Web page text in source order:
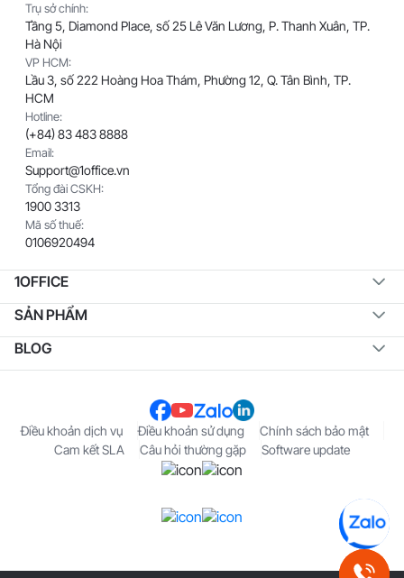
Trụ sở chính:
Tầng 5, Diamond Place, số 25 Lê Văn Lương, P. Thanh Xuân, TP.
Hà Nội
VP HCM:
Lầu 3, số 222 Hoàng Hoa Thám, Phường 12, Q. Tân Bình, TP.
HCM
Hotline:
(+84) 83 483 8888
Email:
Support@1office.vn
Tổng đài CSKH:
1900 3313
Mã số thuế:
0106920494
1OFFICE
SẢN PHẨM
BLOG
Điều khoản dịch vụ Điều khoản sử dụng
Chính sách bảo mật
Cam kết SLA
Câu hỏi thường gặp Software update